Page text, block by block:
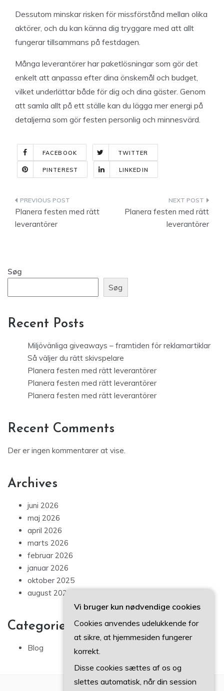
Dessutom minskar risken för missförstånd mellan olika
aktörer, och du kan känna dig tryggare med att allt
fungerar tillsammans på festdagen.
Många leverantörer har paketlösningar som gör det
enkelt att anpassa efter dina önskemål och budget,
vilket underlättar både för dig och dina gäster. Genom
att samla allt på ett ställe kan du lägga mer energi på
detaljerna som gör festen personlig och minnesvärd.
FACEBOOK TWITTER
PINTEREST LINKEDIN
Indlægsnavigation
Planera festen med rätt
leverantörer
Planera festen med rätt
leverantörer
Søg
Søg
Recent Posts
Miljövänliga giveaways – framtiden för reklamartiklar
Så väljer du rätt skivspelare
Planera festen med rätt leverantörer
Planera festen med rätt leverantörer
Planera festen med rätt leverantörer
Recent Comments
Der er ingen kommentarer at vise.
Archives
juni 2026
maj 2026
april 2026
marts 2026
februar 2026
januar 2026
oktober 2025
august 2025
Categories
Blog
Vi bruger kun nødvendige cookies
Cookies anvendes udelukkende for
at sikre, at hjemmesiden fungerer
korrekt.
Disse cookies sættes af os og
slettes automatisk, når din session